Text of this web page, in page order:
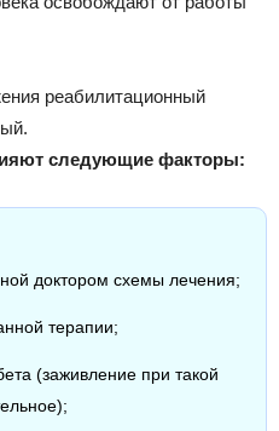
реабилитационный
следующие факторы:
доктором схемы лечения;
терапии;
(заживление при такой